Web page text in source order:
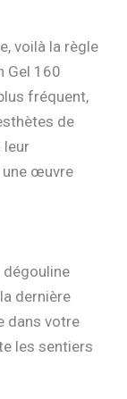
voilà la règle
Gel 160
fréquent,
de
leur
une œuvre
dégouline
dernière
dans votre
les sentiers